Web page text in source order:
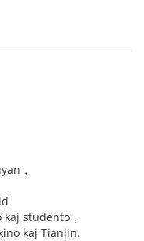
，
studento，
kaj Tianjin.